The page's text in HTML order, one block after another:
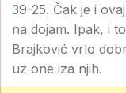
39-25. Čak je i
na dojam. Ipak, i
Brajković vrlo
uz one iza njih.